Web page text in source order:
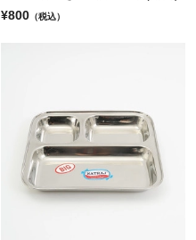
¥800 （税込）